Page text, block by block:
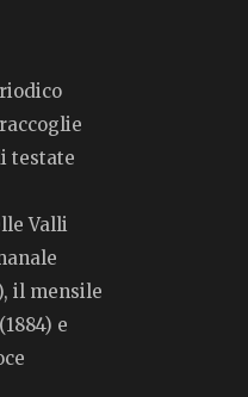
testate
Valli
il mensile
e